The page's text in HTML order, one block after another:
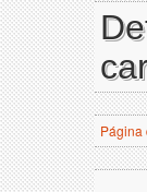
Página